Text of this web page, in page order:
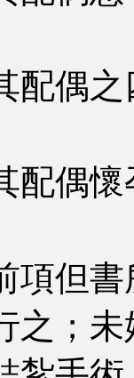
偶之
偶懷
項但
之；